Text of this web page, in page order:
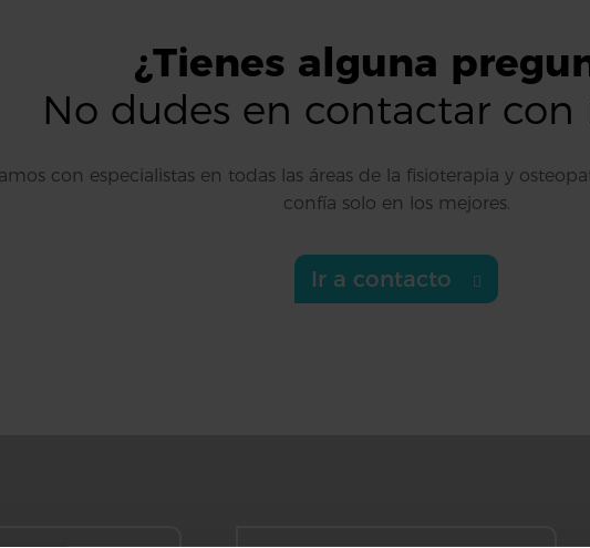
¿Tienes alguna
No dudes en contactar con
con especialistas en todas las áreas de la fisioterapia y
confía solo en los mejores.
Ir a contacto